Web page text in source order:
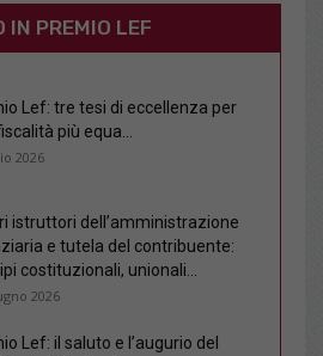
IN PREMIO LEF
Lef: tre tesi di eccellenza per
più equa...
2026
istruttori dell’amministrazione
e tutela del contribuente:
costituzionali, unionali...
2026
Lef: il saluto e l’augurio del